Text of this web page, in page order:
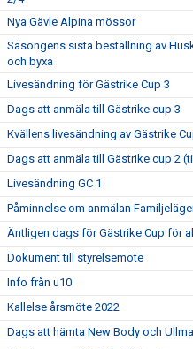
Nya Gävle Alpina mössor
Säsongens sista beställning av
och byxa
Livesändning för Gästrike Cup 3
Dags att anmäla till Gästrike cup 3
Kvällens livesändning av Gästrike
Dags att anmäla till Gästrike cup 2
Livesändning GC 1
Påminnelse om anmälan
Äntligen dags för Gästrike Cup för
Dokument till styrelsemöte
Info från u10
Kallelse årsmöte 2022
Dags att hämta New Body och